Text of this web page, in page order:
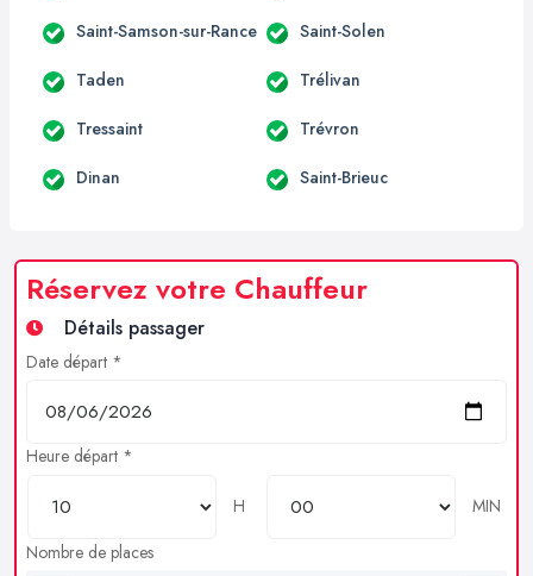
Saint-Samson-sur-Rance Saint-Solen
Taden Trélivan
Tressaint Trévron
Dinan Saint-Brieuc
Réservez votre Chauffeur
Détails passager
Date départ *
Heure départ *
H
MIN
Nombre de places